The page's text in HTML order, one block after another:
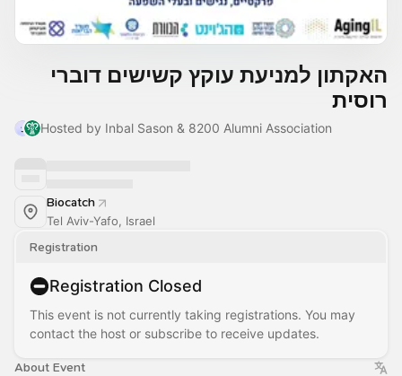
האקתון למניעת עוקץ קשישים דוברי
רוסית
Hosted by Inbal Sason & 8200 Alumni Association
Biocatch
Tel Aviv-Yafo, Israel
Registration
Registration Closed
This event is not currently taking registrations. You may
contact the host or subscribe to receive updates.
About Event